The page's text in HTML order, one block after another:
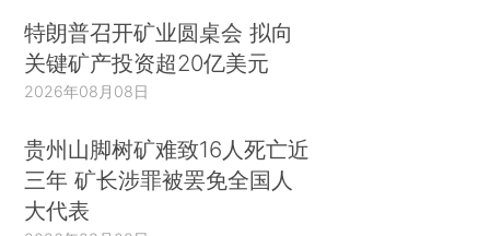
特朗普召开矿业圆桌会 拟向
关键矿产投资超20亿美元
2026年08月08日
贵州山脚树矿难致16人死亡近
三年 矿长涉罪被罢免全国人
大代表